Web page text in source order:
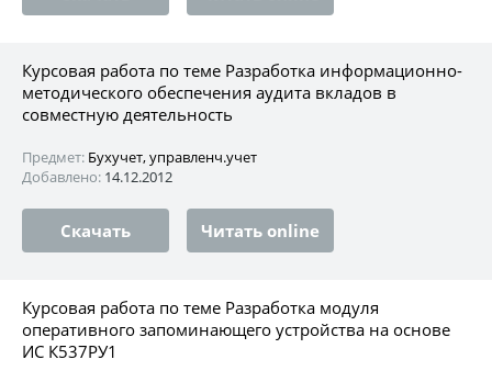
Курсовая работа по теме Разработка информационно-
методического обеспечения аудита вкладов в
совместную деятельность
Предмет: Бухучет, управленч.учет
Добавлено: 14.12.2012
Скачать Читать online
Курсовая работа по теме Разработка модуля
оперативного запоминающего устройства на основе
ИС К537РУ1